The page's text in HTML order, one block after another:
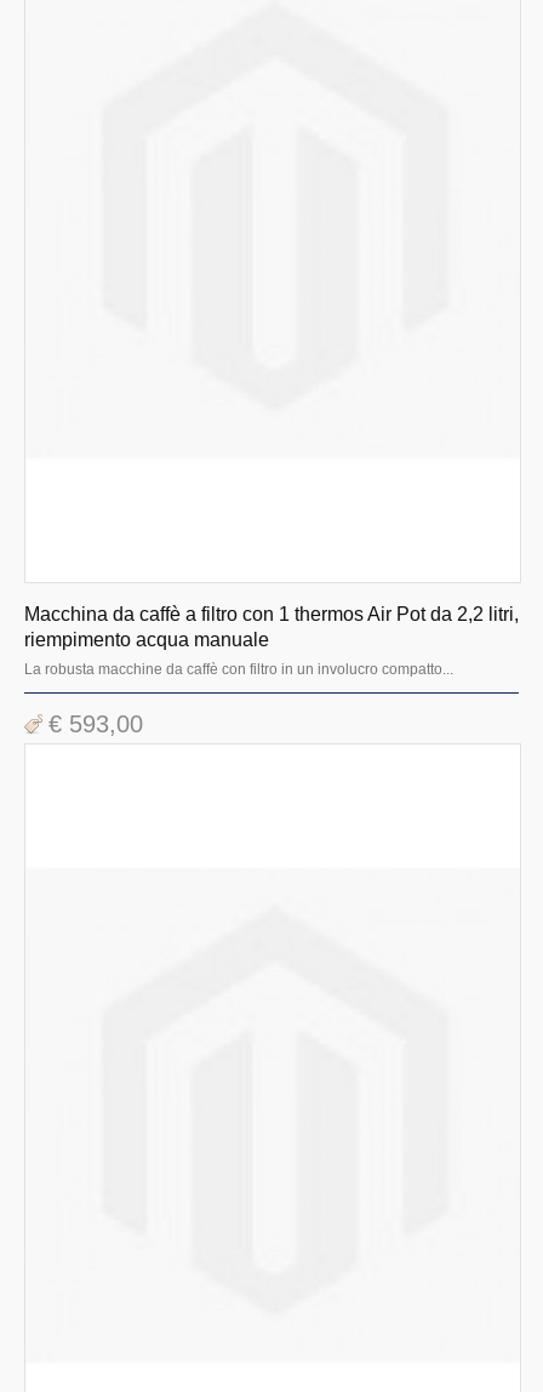
Macchina da caffè a filtro con 1 thermos Air Pot da 2,2 litri,
riempimento acqua manuale
La robusta macchine da caffè con filtro in un involucro compatto...
€ 593,00